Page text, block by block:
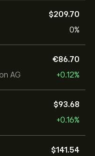
‎$‎209.70
0%
AG
‎€‎86.70
+0.12%
‎$‎93.68
+0.16%
‎$‎141.54